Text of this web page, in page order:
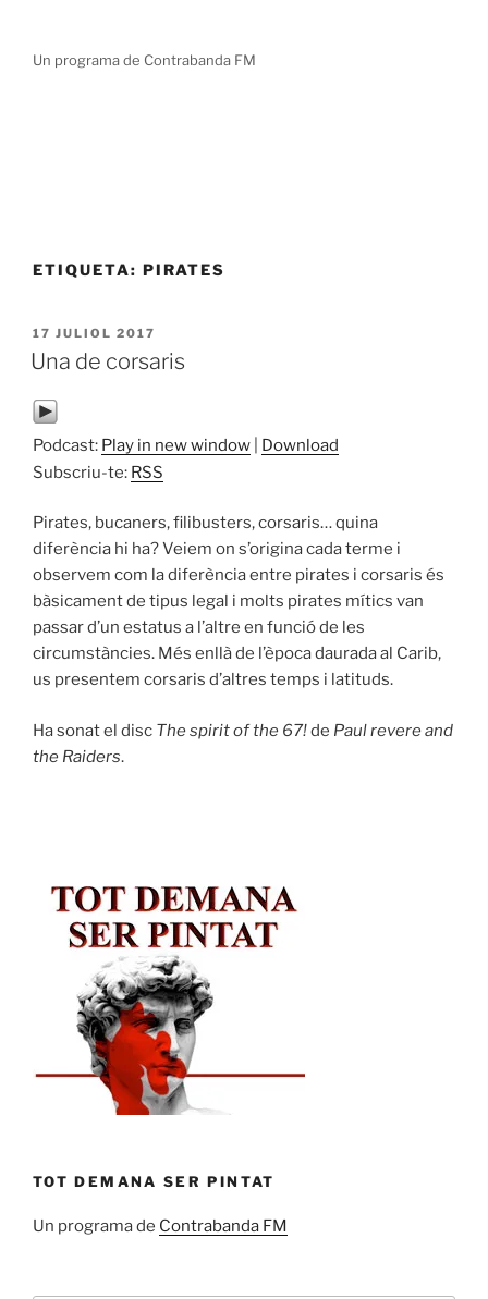
contingut
Un programa de Contrabanda FM
ETIQUETA: PIRATES
PUBLICAT
A
17 JULIOL 2017
Una de corsaris
Podcast: Play in new window
Download
Subscriu-te: RSS
Pirates, bucaners, filibusters, corsaris… quina
diferència hi ha? Veiem on s’origina cada terme i
observem com la diferència entre pirates i corsaris és
bàsicament de tipus legal i molts pirates mítics van
passar d’un estatus a l’altre en funció de les
circumstàncies. Més enllà de l’època daurada al Carib,
us presentem corsaris d’altres temps i latituds.
Ha sonat el disc The spirit of the 67!de Paul revere and
the Raiders.
TOT DEMANA SER PINTAT
Un programa de Contrabanda FM